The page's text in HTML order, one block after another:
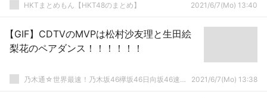
HKTまとめもん【HKT48のまとめ】 2021/6/7(Mo) 13:40
【GIF】CDTVのMVPは松村沙友理と生田絵
梨花のペアダンス！！！！！！
乃木通☆世界最速！乃木坂46欅坂46日向坂46速報まとめ 2021/6/7(Mo) 13:38